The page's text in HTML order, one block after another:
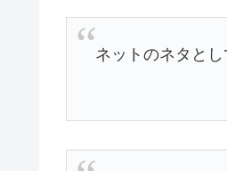
ネットのネタと